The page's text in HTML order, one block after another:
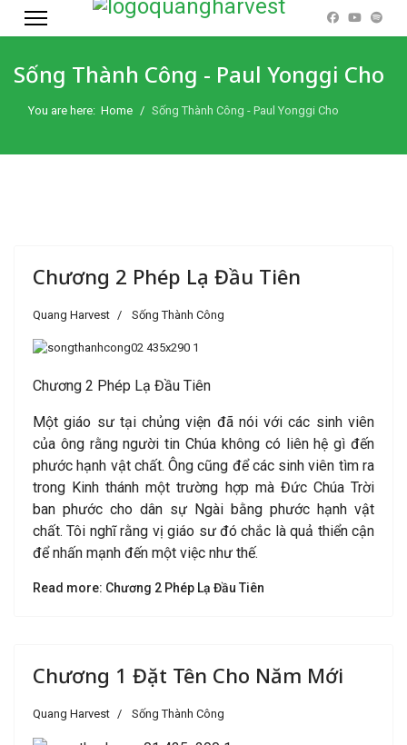
Sống Thành Công - Paul Yonggi Cho
You are here: Home Sống Thành Công - Paul Yonggi Cho
Chương 2 Phép Lạ Đầu Tiên
Quang Harvest Sống Thành Công
Chương 2 Phép Lạ Đầu Tiên
Một giáo sư tại chủng viện đã nói với các sinh viên
của ông rằng người tin Chúa không có liên hệ gì đến
phước hạnh vật chất. Ông cũng để các sinh viên tìm ra
trong Kinh thánh một trường hợp mà Đức Chúa Trời
ban phước cho dân sự Ngài bằng phước hạnh vật
chất. Tôi nghĩ rằng vị giáo sư đó chắc là quả thiển cận
để nhấn mạnh đến một việc như thế.
Read more: Chương 2 Phép Lạ Đầu Tiên
Chương 1 Đặt Tên Cho Năm Mới
Quang Harvest Sống Thành Công